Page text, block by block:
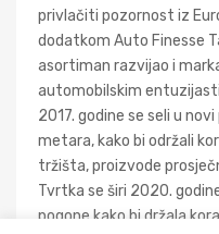
privlačiti pozornost iz
dodatkom Auto Finesse
asortiman razvijao i
automobilskim
2017. godine se seli u
metara, kako bi održali
tržišta, proizvode
Tvrtka se širi 2020.
pogone kako bi držala